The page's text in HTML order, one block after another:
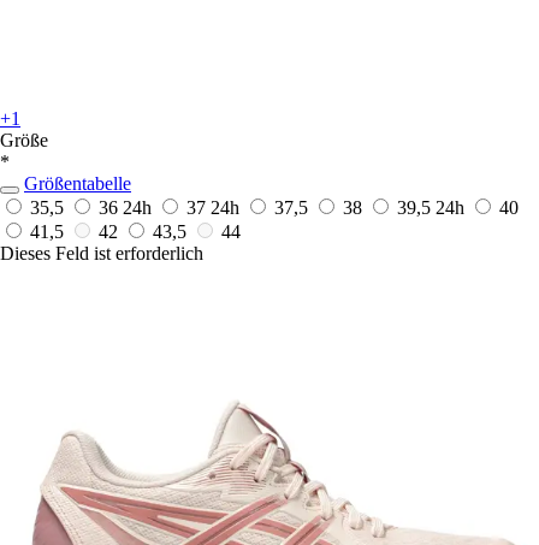
+1
Größe
*
Größentabelle
35,5
36 24h 37 24h 37,5 38 39,5 24h
40
41,5
42 43,5
44
Dieses Feld ist erforderlich